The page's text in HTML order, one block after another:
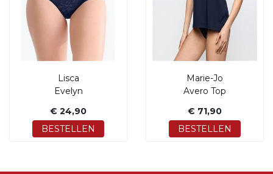
Lisca
Evelyn
€ 24,90
BESTELLEN
Marie-Jo
Avero Top
€ 71,90
BESTELLEN